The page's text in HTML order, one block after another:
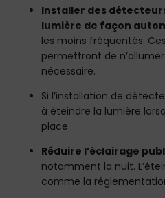
Installer des
lumière de façon
les moins fréquentés.
permettront de
nécessaire.
Si l’installation de
à éteindre la lumière
place.
Réduire l’éclairage
notamment la nuit.
comme la